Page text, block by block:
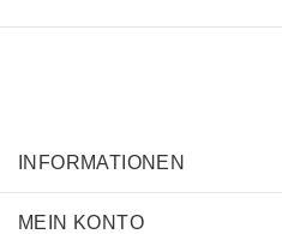
INFORMATIONEN
MEIN KONTO